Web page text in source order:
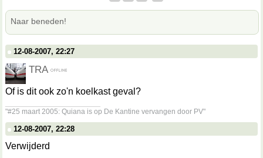
Naar beneden!
12-08-2007, 22:27
TRA
Of is dit ook zo'n koelkast geval?
"#25 maart 2005: Quiana is op De Kantine vervangen door PV"
12-08-2007, 22:28
Verwijderd